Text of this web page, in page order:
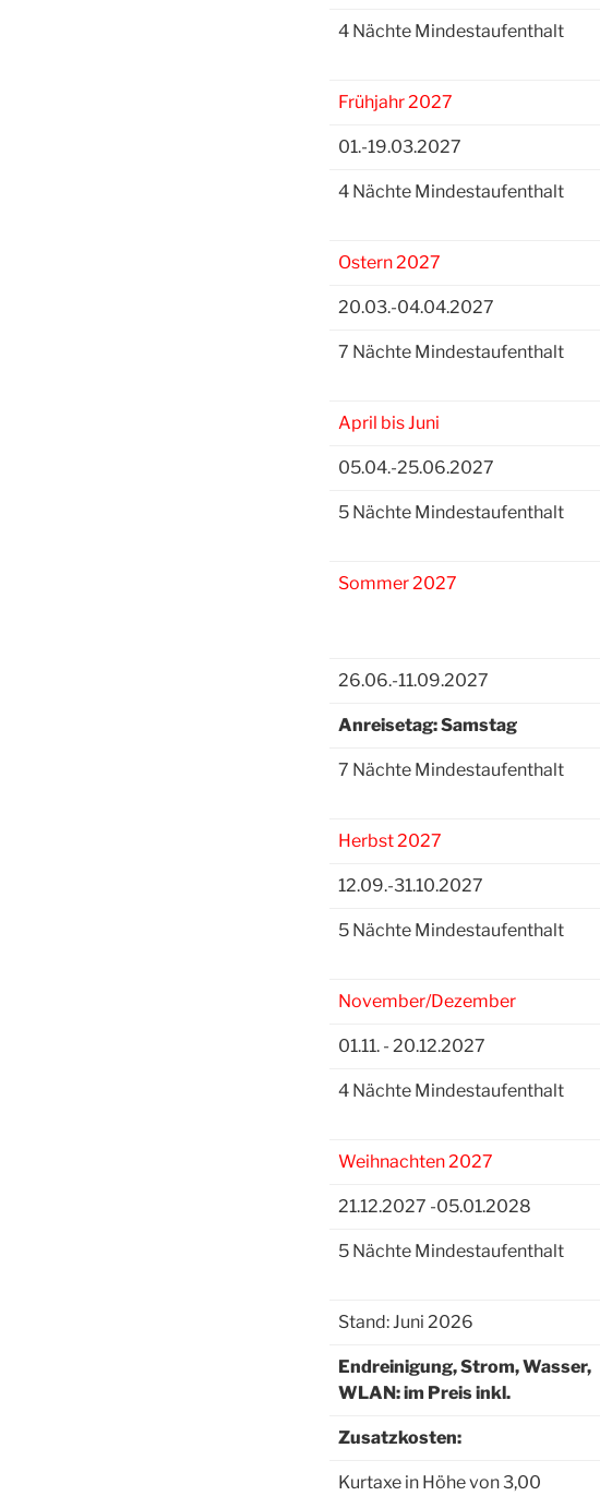
4 Nächte Mindestaufenthalt
Frühjahr 2027
01.-19.03.2027
4 Nächte Mindestaufenthalt
Ostern 2027
20.03.-04.04.2027
7 Nächte Mindestaufenthalt
April bis Juni
05.04.-25.06.2027
5 Nächte Mindestaufenthalt
Sommer 2027
26.06.-11.09.2027
Anreisetag: Samstag
7 Nächte Mindestaufenthalt
Herbst 2027
12.09.-31.10.2027
5 Nächte Mindestaufenthalt
November/Dezember
01.11. - 20.12.2027
4 Nächte Mindestaufenthalt
Weihnachten 2027
21.12.2027 -05.01.2028
5 Nächte Mindestaufenthalt
Stand: Juni 2026
Endreinigung, Strom, Wasser,
WLAN: im Preis inkl.
Zusatzkosten:
Kurtaxe in Höhe von 3,00